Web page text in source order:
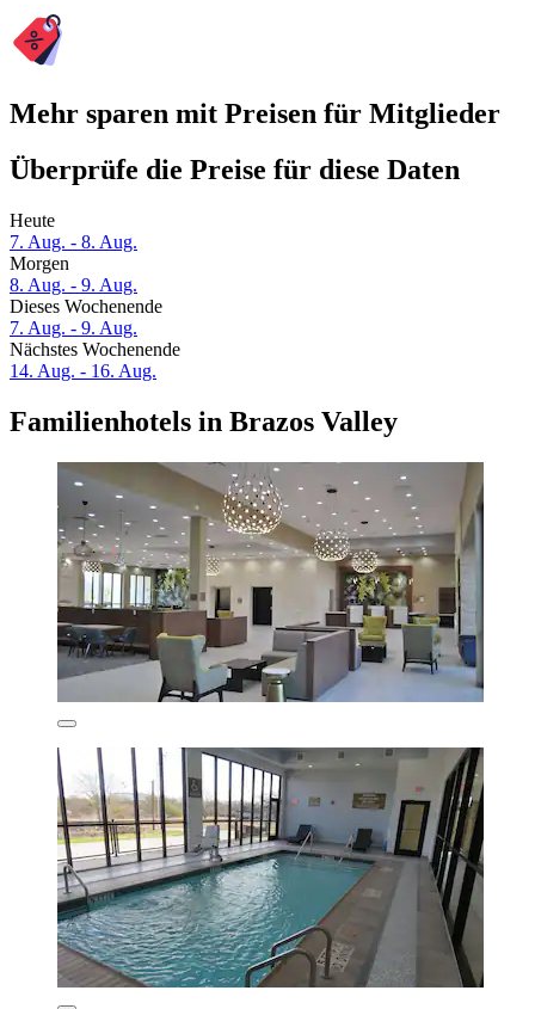
Mehr sparen mit Preisen für Mitglieder
Überprüfe die Preise für diese Daten
Heute
7. Aug. - 8. Aug.
Morgen
8. Aug. - 9. Aug.
Dieses Wochenende
7. Aug. - 9. Aug.
Nächstes Wochenende
14. Aug. - 16. Aug.
Familienhotels in Brazos Valley